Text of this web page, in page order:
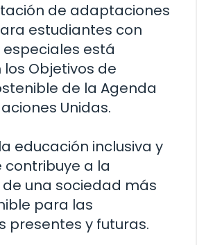
de adaptaciones
estudiantes con
está
Objetivos de
de la Agenda
Unidas.
educación inclusiva y
contribuye a la
una sociedad más
para las
presentes y futuras.